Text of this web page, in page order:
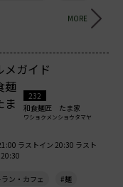
MORE
232
和食麺匠 たま家
ワショクメンショウタマヤ
ラストイン 20:30 ラスト
ン・カフェ #麺